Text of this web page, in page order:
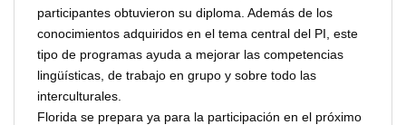
participantes obtuvieron su diploma. Además de los
conocimientos adquiridos en el tema central del PI, este
tipo de programas ayuda a mejorar las competencias
lingüísticas, de trabajo en grupo y sobre todo las
interculturales.
Florida se prepara ya para la participación en el próximo